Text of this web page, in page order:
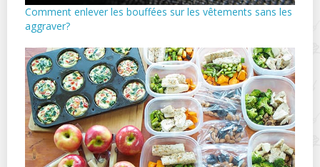
Comment enlever les bouffées sur les vêtements sans les
aggraver?